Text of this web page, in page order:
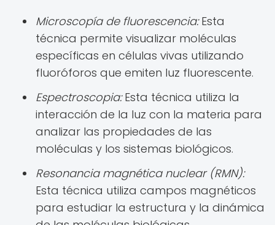
Microscopía de fluorescencia:Esta
técnica permite visualizar moléculas
específicas en células vivas utilizando
fluoróforos que emiten luz fluorescente.
Espectroscopia:Esta técnica utiliza la
interacción de la luz con la materia para
analizar las propiedades de las
moléculas y los sistemas biológicos.
Resonancia magnética nuclear (RMN):
Esta técnica utiliza campos magnéticos
para estudiar la estructura y la dinámica